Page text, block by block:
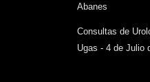
Abanes
Consultas de
Ugas - 4 de Julio